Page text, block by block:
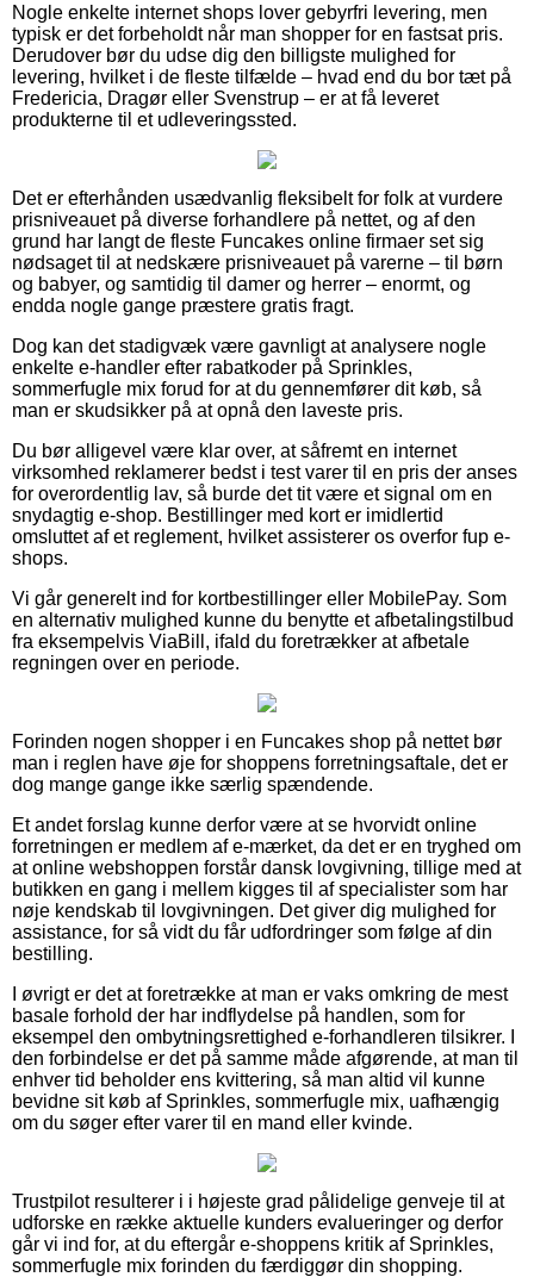
Nogle enkelte internet shops lover gebyrfri levering, men
typisk er det forbeholdt når man shopper for en fastsat pris.
Derudover bør du udse dig den billigste mulighed for
levering, hvilket i de fleste tilfælde – hvad end du bor tæt på
Fredericia, Dragør eller Svenstrup – er at få leveret
produkterne til et udleveringssted.
Det er efterhånden usædvanlig fleksibelt for folk at vurdere
prisniveauet på diverse forhandlere på nettet, og af den
grund har langt de fleste Funcakes online firmaer set sig
nødsaget til at nedskære prisniveauet på varerne – til børn
og babyer, og samtidig til damer og herrer – enormt, og
endda nogle gange præstere gratis fragt.
Dog kan det stadigvæk være gavnligt at analysere nogle
enkelte e-handler efter rabatkoder på Sprinkles,
sommerfugle mix forud for at du gennemfører dit køb, så
man er skudsikker på at opnå den laveste pris.
Du bør alligevel være klar over, at såfremt en internet
virksomhed reklamerer bedst i test varer til en pris der anses
for overordentlig lav, så burde det tit være et signal om en
snydagtig e-shop. Bestillinger med kort er imidlertid
omsluttet af et reglement, hvilket assisterer os overfor fup e-
shops.
Vi går generelt ind for kortbestillinger eller MobilePay. Som
en alternativ mulighed kunne du benytte et afbetalingstilbud
fra eksempelvis ViaBill, ifald du foretrækker at afbetale
regningen over en periode.
Forinden nogen shopper i en Funcakes shop på nettet bør
man i reglen have øje for shoppens forretningsaftale, det er
dog mange gange ikke særlig spændende.
Et andet forslag kunne derfor være at se hvorvidt online
forretningen er medlem af e-mærket, da det er en tryghed om
at online webshoppen forstår dansk lovgivning, tillige med at
butikken en gang i mellem kigges til af specialister som har
nøje kendskab til lovgivningen. Det giver dig mulighed for
assistance, for så vidt du får udfordringer som følge af din
bestilling.
I øvrigt er det at foretrække at man er vaks omkring de mest
basale forhold der har indflydelse på handlen, som for
eksempel den ombytningsrettighed e-forhandleren tilsikrer. I
den forbindelse er det på samme måde afgørende, at man til
enhver tid beholder ens kvittering, så man altid vil kunne
bevidne sit køb af Sprinkles, sommerfugle mix, uafhængig
om du søger efter varer til en mand eller kvinde.
Trustpilot resulterer i i højeste grad pålidelige genveje til at
udforske en række aktuelle kunders evalueringer og derfor
går vi ind for, at du eftergår e-shoppens kritik af Sprinkles,
sommerfugle mix forinden du færdiggør din shopping.